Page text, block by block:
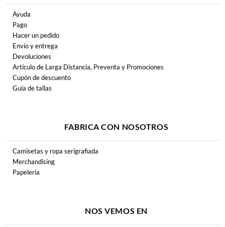
Ayuda
Pago
Hacer un pedido
Envío y entrega
Devoluciones
Artículo de Larga Distancia, Preventa y Promociones
Cupón de descuento
Guía de tallas
FABRICA CON NOSOTROS
Camisetas y ropa serigrafiada
Merchandising
Papelería
NOS VEMOS EN